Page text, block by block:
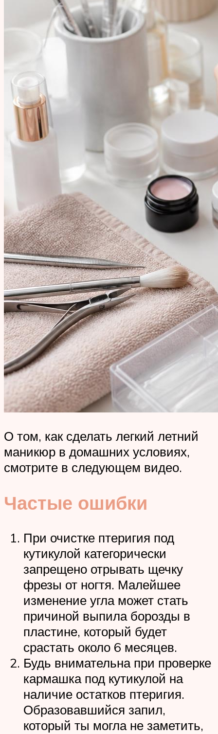
О том, как сделать легкий летний
маникюр в домашних условиях,
смотрите в следующем видео.
Частые ошибки
При очистке птеригия под
кутикулой категорически
запрещено отрывать щечку
фрезы от ногтя. Малейшее
изменение угла может стать
причиной выпила борозды в
пластине, который будет
срастать около 6 месяцев.
Будь внимательна при проверке
кармашка под кутикулой на
наличие остатков птеригия.
Образовавшийся запил,
который ты могла не заметить,